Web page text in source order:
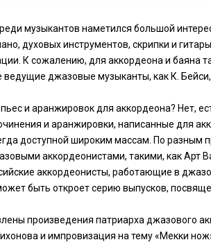
музыкантов наметился большой
духовых инструментов, скрипки и
К сожалению, для аккордеона и баяна
ведущие джазовые музыканты, как К.
и аранжировок для аккордеона? Нет,
и аранжировки, написанные для
доступной широким массам. По разным
аккордеонистами, такими, как Арт
аккордеонисты, работающие в
быть откроет серию выпусков,
произведения патриарха джазового
и импровизация на тему «Мекки